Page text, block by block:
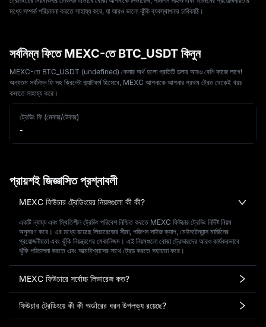
মধ্যে সম্পর্ক পরিচালনা করতে সাহায্য করে, যা আরও ভালো ঝুঁকি ব্যবস্থাপনার চাবিকাঠি।
সর্বনিম্ন ফিতে MEXC-তে BTC_USDT কিনুন
MEXC-তে BTC_USDT (undefined) কেনার অর্থ হলো প্রতিটি ডলার আরও বেশি কাজে লাগে!
অন্যতম সর্বনিম্ন ফি সহ ক্রিপ্টো প্ল্যাটফর্ম হিসেবে, MEXC আপনাকে আপনার প্রথম ট্রেড থেকেই খরচ
কমাতে সাহায্য করে।
ট্রেডিং ফি (মেকার/টেকার)
-
প্রায়শই জিজ্ঞাসিত প্রশ্নাবলী
MEXC ফিউচার ট্রেডিংয়ের নিয়মগুলো কী কী?
একটি ন্যায্য এবং স্থিতিশীল ট্রেডিং পরিবেশ নিশ্চিত করতে MEXC ফিউচার ট্রেডিং নির্দিষ্ট নিয়ম
অনুসরণ করে। এর মধ্যে রয়েছে লিভারেজের সীমা, পজিশন সাইজ ক্যাপ, মেইনটেন্যান্স মার্জিনের
প্রয়োজনীয়তা এবং ঝুঁকি নিয়ন্ত্রণের মেকানিজম। এই নিয়মগুলো বোঝা ট্রেডারদের আরও কার্যকরভাবে
ঝুঁকি পরিচালনা করতে এবং আত্মবিশ্বাসের সাথে ট্রেড করতে সহায়তা করে।
MEXC ফিউচারে সর্বোচ্চ লিভারেজ কত?
ফিউচার ট্রেডিংয়ে কী কী অর্ডারের ধরন উপলভ্য রয়েছে?